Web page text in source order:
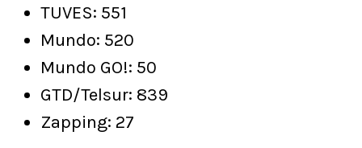
TUVES: 551
Mundo: 520
Mundo GO!: 50
GTD/Telsur: 839
Zapping: 27